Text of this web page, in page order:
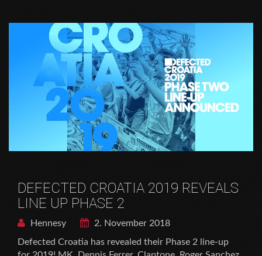
DEFECTED CROATIA 2019 REVEALS
LINE UP PHASE 2
Hennesy
2. November 2018
Defected Croatia has revealed their Phase 2 line-up